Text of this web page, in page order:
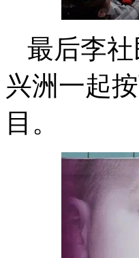
最后李
兴洲一起
目。